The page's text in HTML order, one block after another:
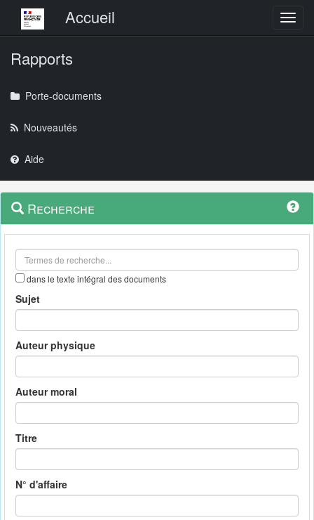
Menu principalAccueil
Rapports
Porte-documents
Nouveautés
Aide
Navigation
outils
Menu
contextuel
Recherche
dans le texte intégral des documents
Sujet
Auteur physique
Auteur moral
Titre
N° d'affaire